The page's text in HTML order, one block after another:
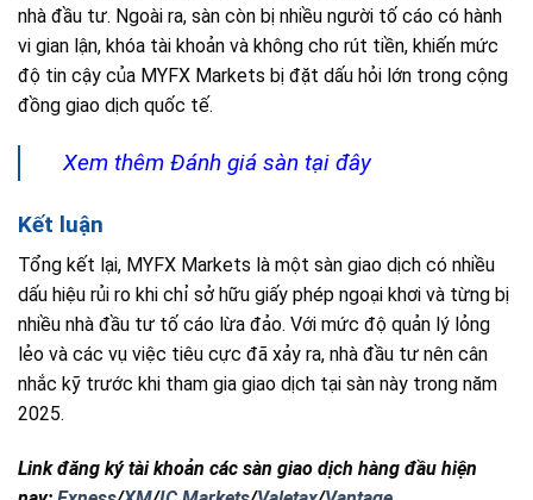
nhà đầu tư. Ngoài ra, sàn còn bị nhiều người tố cáo có hành
vi gian lận, khóa tài khoản và không cho rút tiền, khiến mức
độ tin cậy của MYFX Markets bị đặt dấu hỏi lớn trong cộng
đồng giao dịch quốc tế.
Xem thêm Đánh giá sàn tại đây
Kết luận
Tổng kết lại, MYFX Markets là một sàn giao dịch có nhiều
dấu hiệu rủi ro khi chỉ sở hữu giấy phép ngoại khơi và từng bị
nhiều nhà đầu tư tố cáo lừa đảo. Với mức độ quản lý lỏng
lẻo và các vụ việc tiêu cực đã xảy ra, nhà đầu tư nên cân
nhắc kỹ trước khi tham gia giao dịch tại sàn này trong năm
2025.
Link đăng ký tài khoản các sàn giao dịch hàng đầu hiện